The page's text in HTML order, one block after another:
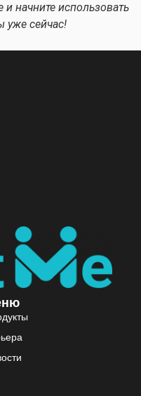
и начните использовать
уже сейчас!